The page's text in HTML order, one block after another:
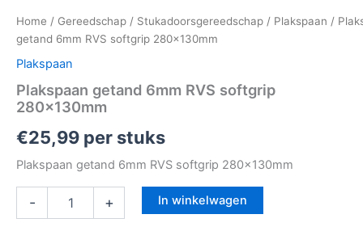
Home / Gereedschap / Stukadoorsgereedschap / Plakspaan /
getand 6mm RVS softgrip 280x130mm
Plakspaan
Plakspaan getand 6mm RVS softgrip
280x130mm
€25,99 per stuks
Plakspaan getand 6mm RVS softgrip 280x130mm
- + In winkelwagen